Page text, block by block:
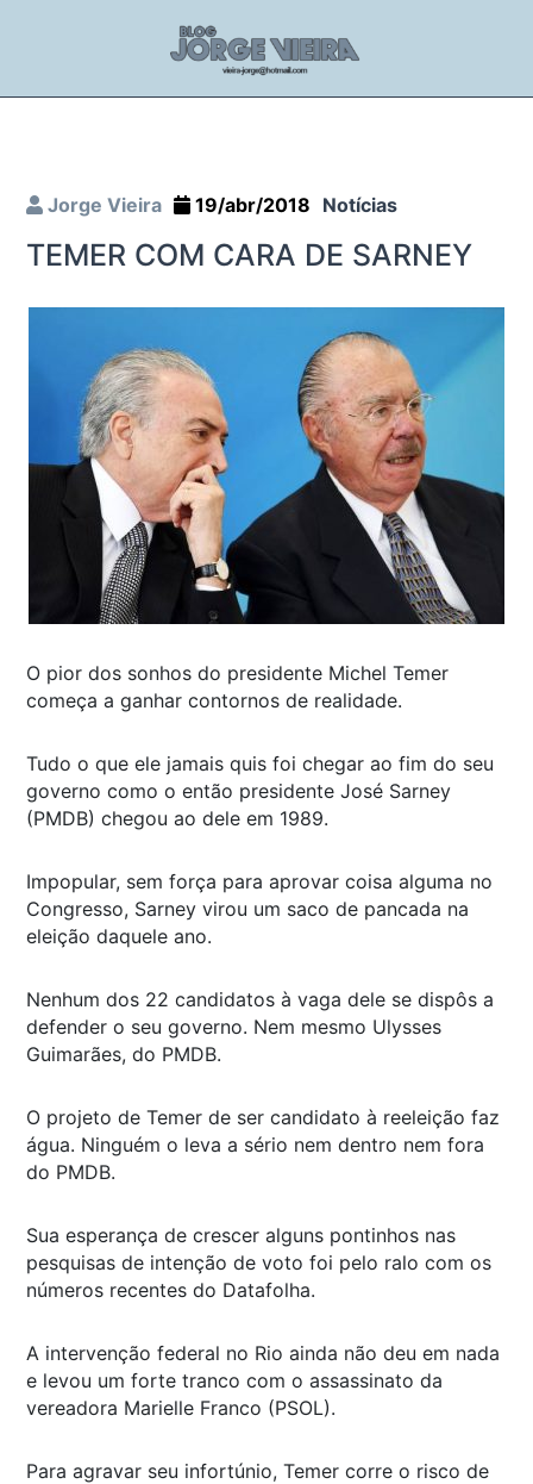
Jorge Vieira 19/abr/2018 Notícias
TEMER COM CARA DE SARNEY
O pior dos sonhos do presidente Michel Temer
começa a ganhar contornos de realidade.
Tudo o que ele jamais quis foi chegar ao fim do seu
governo como o então presidente José Sarney
(PMDB) chegou ao dele em 1989.
Impopular, sem força para aprovar coisa alguma no
Congresso, Sarney virou um saco de pancada na
eleição daquele ano.
Nenhum dos 22 candidatos à vaga dele se dispôs a
defender o seu governo. Nem mesmo Ulysses
Guimarães, do PMDB.
O projeto de Temer de ser candidato à reeleição faz
água. Ninguém o leva a sério nem dentro nem fora
do PMDB.
Sua esperança de crescer alguns pontinhos nas
pesquisas de intenção de voto foi pelo ralo com os
números recentes do Datafolha.
A intervenção federal no Rio ainda não deu em nada
e levou um forte tranco com o assassinato da
vereadora Marielle Franco (PSOL).
Para agravar seu infortúnio, Temer corre o risco de